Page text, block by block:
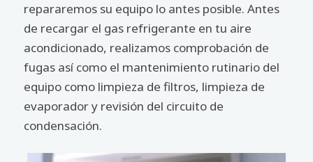
repararemos su equipo lo antes posible. Antes
de recargar el gas refrigerante en tu aire
acondicionado, realizamos comprobación de
fugas así como el mantenimiento rutinario del
equipo como limpieza de filtros, limpieza de
evaporador y revisión del circuito de
condensación.